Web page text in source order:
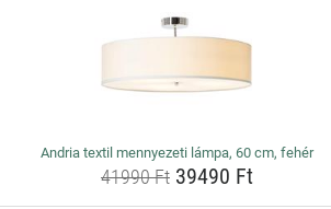
Andria textil mennyezeti lámpa, 60 cm, fehér
41990 Ft39490 Ft